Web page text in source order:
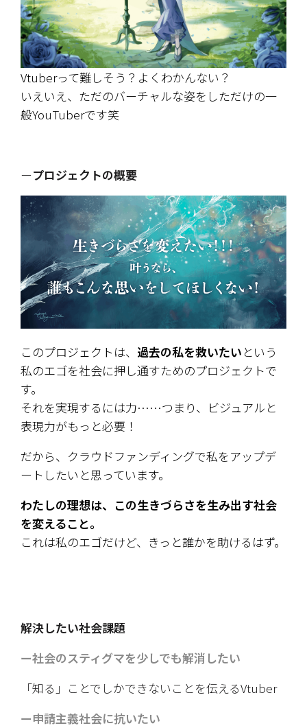
Vtuberって難しそう？よくわかんない？
いえいえ、ただのバーチャルな姿をしただけの一
般YouTuberです笑
ープロジェクトの概要
このプロジェクトは、 過去の私を救いたい という
私のエゴを社会に押し通すためのプロジェクトで
す。
それを実現するには力……つまり、ビジュアルと
表現力がもっと必要！
だから、クラウドファンディングで私をアップデ
ートしたいと思っています。
わたしの理想は、この生きづらさを生み出す社会
を変えること。
これは私のエゴだけど、きっと誰かを助けるはず。
解決したい社会課題
ー社会のスティグマを少しでも解消したい
「知る」ことでしかできないことを伝えるVtuber
ー申請主義社会に抗いたい